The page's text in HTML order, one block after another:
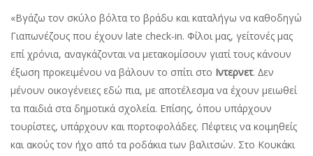
«Βγάζω τον σκύλο βόλτα το βράδυ και καταλήγω να καθοδηγώ
Γιαπωνέζους που έχουν late check-in. Φίλοι µας, γείτονές µας
επί χρόνια, αναγκάζονται να µετακοµίσουν γιατί τους κάνουν
έξωση προκειµένου να βάλουν το σπίτι στο Ιντερνετ. ∆εν
µένουν οικογένειες εδώ πια, µε αποτέλεσµα να έχουν µειωθεί
τα παιδιά στα δηµοτικά σχολεία. Επίσης, όπου υπάρχουν
τουρίστες, υπάρχουν και πορτοφολάδες. Πέφτεις να κοιµηθείς
και ακούς τον ήχο από τα ροδάκια των βαλιτσών. Στο Κουκάκι